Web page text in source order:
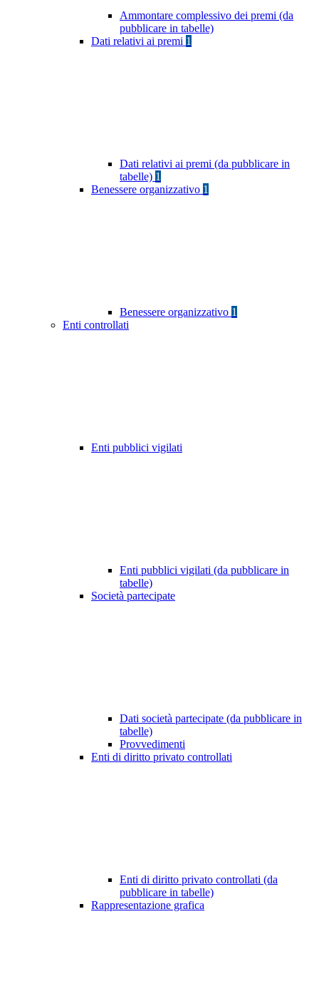
Ammontare complessivo dei premi (da
pubblicare in tabelle)
Dati relativi ai premi 1
Dati relativi ai premi (da pubblicare in
tabelle) 1
Benessere organizzativo 1
Benessere organizzativo 1
Enti controllati
Enti pubblici vigilati
Enti pubblici vigilati (da pubblicare in
tabelle)
Società partecipate
Dati società partecipate (da pubblicare in
tabelle)
Provvedimenti
Enti di diritto privato controllati
Enti di diritto privato controllati (da
pubblicare in tabelle)
Rappresentazione grafica